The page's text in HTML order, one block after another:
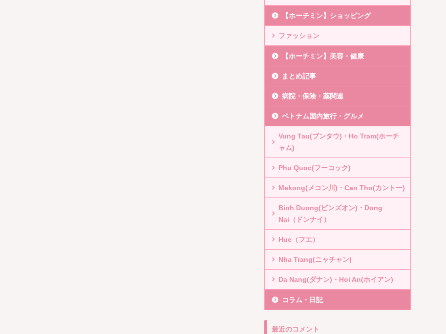
【ホーチミン】ショッピング
ファッション
【ホーチミン】美容・健康
まとめ記事
病院・保険・薬関連
ベトナム国内旅行・グルメ
Vung Tau(ブンタウ)・Ho Tram(ホーチ
ャム)
Phu Quoc(フーコック)
Mekong(メコン川)・Can Tho(カントー)
Binh Duong(ビンズオン)・Dong
Nai（ドンナイ）
Hue（フエ）
Nha Trang(ニャチャン)
Da Nang(ダナン)・Hoi An(ホイアン)
コラム・日記
最近のコメント